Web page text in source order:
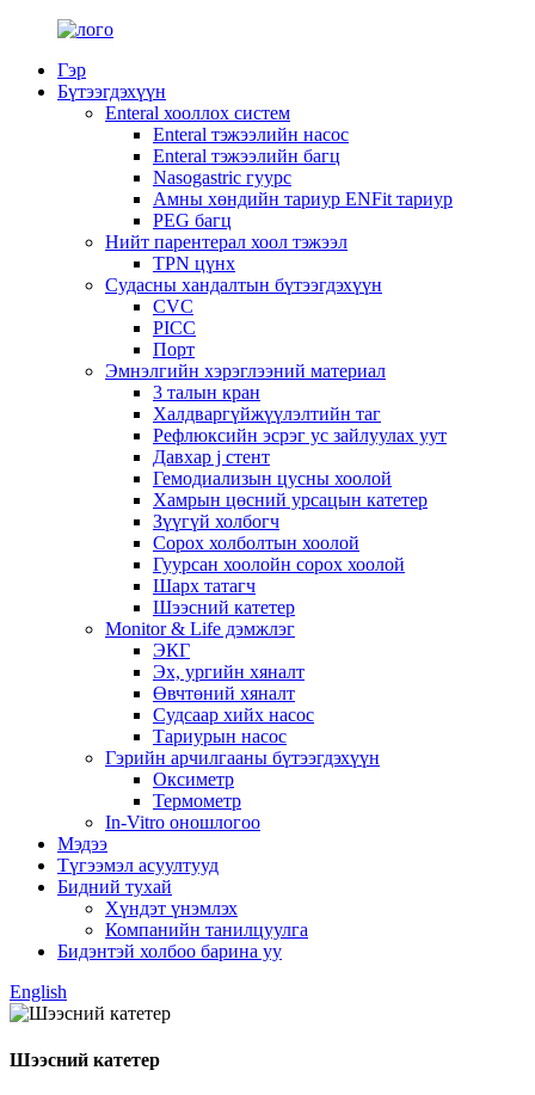
Гэр
Бүтээгдэхүүн
Enteral хооллох систем
Enteral тэжээлийн насос
Enteral тэжээлийн багц
Nasogastric гуурс
Амны хөндийн тариур ENFit тариур
PEG багц
Нийт парентерал хоол тэжээл
TPN цүнх
Судасны хандалтын бүтээгдэхүүн
CVC
PICC
Порт
Эмнэлгийн хэрэглээний материал
3 талын кран
Халдваргүйжүүлэлтийн таг
Рефлюксийн эсрэг ус зайлуулах уут
Давхар j стент
Гемодиализын цусны хоолой
Хамрын цөсний урсацын катетер
Зүүгүй холбогч
Сорох холболтын хоолой
Гуурсан хоолойн сорох хоолой
Шарх татагч
Шээсний катетер
Monitor & Life дэмжлэг
ЭКГ
Эх, ургийн хяналт
Өвчтөний хяналт
Судсаар хийх насос
Тариурын насос
Гэрийн арчилгааны бүтээгдэхүүн
Оксиметр
Термометр
In-Vitro оношлогоо
Мэдээ
Түгээмэл асуултууд
Бидний тухай
Хүндэт үнэмлэх
Компанийн танилцуулга
Бидэнтэй холбоо барина уу
English
Шээсний катетер